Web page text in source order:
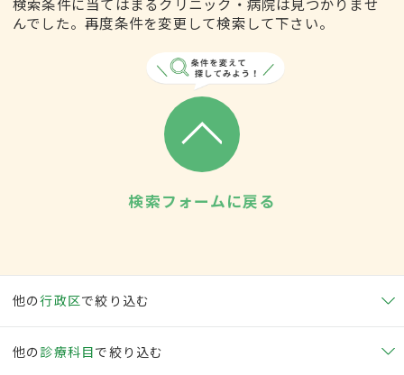
んでした。再度条件を変更して検索して下さい。
検索フォームに戻る
他の行政区で絞り込む
他の 診療科目で絞り込む